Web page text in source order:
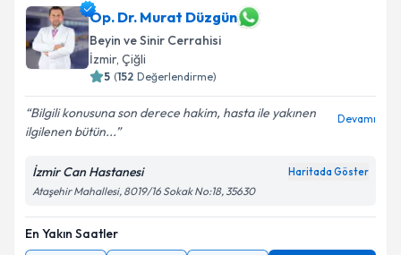
Op. Dr. Murat Düzgün
Beyin ve Sinir Cerrahisi
İzmir, Çiğli
5 (152 Değerlendirme)
Bilgili konusuna son derece hakim, hasta ile yakınen
ilgilenen bütün...
Devamı
İzmir Can Hastanesi Haritada Göster
Ataşehir Mahallesi, 8019/16 Sokak No:18, 35630
En Yakın Saatler